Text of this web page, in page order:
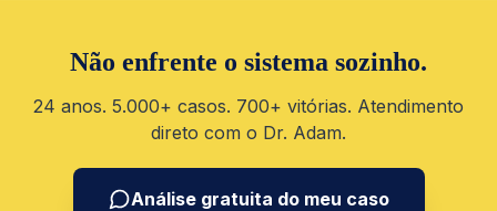
Não enfrente o sistema sozinho.
24 anos. 5.000+ casos. 700+ vitórias. Atendimento
direto com o Dr. Adam.
Análise gratuita do meu caso